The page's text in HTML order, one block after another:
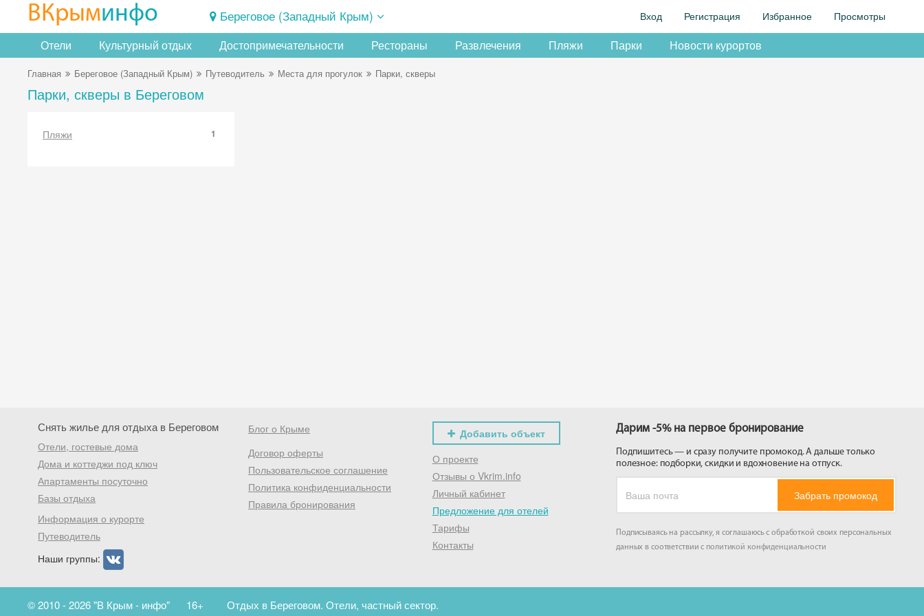
ВКрыминфо Береговое (Западный Крым) Вход Регистрация Избранное Просмотры
Отели Культурный отдых Достопримечательности Рестораны Развлечения Пляжи Парки Новости курортов
Главная Береговое (Западный Крым) Путеводитель Места для прогулок Парки, скверы
Парки, скверы в Береговом
Пляжи 1
Снять жилье для отдыха в Береговом
Отели, гостевые дома
Дома и коттеджи под ключ
Апартаменты посуточно
Базы отдыха
Информация о курорте
Путеводитель
Наши группы:
Блог о Крыме
Договор оферты
Пользовательское соглашение
Политика конфиденциальности
Правила бронирования
Добавить объект
О проекте
Отзывы о Vkrim.info
Личный кабинет
Предложение для отелей
Тарифы
Контакты
Дарим -5% на первое бронирование
Подпишитесь — и сразу получите промокод. А дальше только
полезное: подборки, скидки и вдохновение на отпуск.
Забрать промокод
Подписываясь на рассылку, я соглашаюсь с обработкой своих персональных
данных в соответствии с политикой конфиденциальности
© 2010 - 2026 "В Крым - инфо" 16+ Отдых в Береговом. Отели, частный сектор.